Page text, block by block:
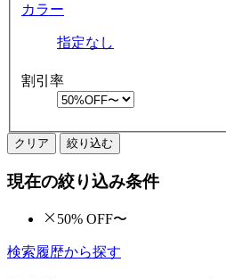
カラー
指定なし
割引率
クリア 絞り込む
現在の絞り込み条件
50% OFF〜
検索履歴から探す